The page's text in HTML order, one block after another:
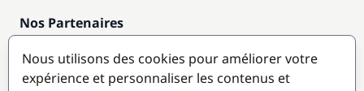
Nos Partenaires
Nous utilisons des cookies pour améliorer votre
expérience et personnaliser les contenus et